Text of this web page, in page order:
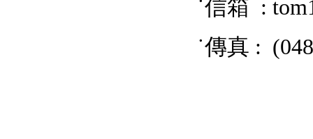
˙信箱 :
˙傳真 :